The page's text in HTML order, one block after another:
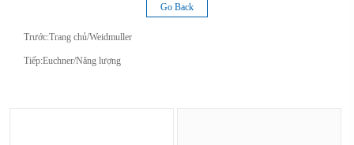
Go Back
Trước:Trang chủ/Weidmuller
Tiếp:Euchner/Năng lượng